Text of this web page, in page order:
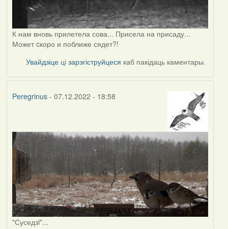
К нам вновь прилетела сова... Присела на присаду...
Может cкоро и поближе сядет?!
Увайдзіце цізарэгіструйцеся каб пакідаць каментары.
Peregrinus- 07.12.2022 - 18:58
"Суседзi"...